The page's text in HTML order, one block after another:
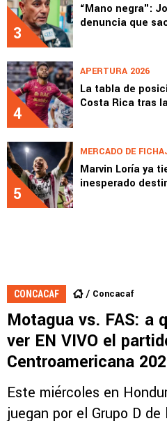
3
“Mano negra":
denuncia que
4
APERTURA 2026
La tabla de
Costa Rica tras
5
MERCADO DE
Marvin Loría ya
inesperado
CONCACAF Concacaf
Motagua vs. FAS: a
ver EN VIVO el
Centroamericana
Este miércoles en
juegan por el Grupo D de